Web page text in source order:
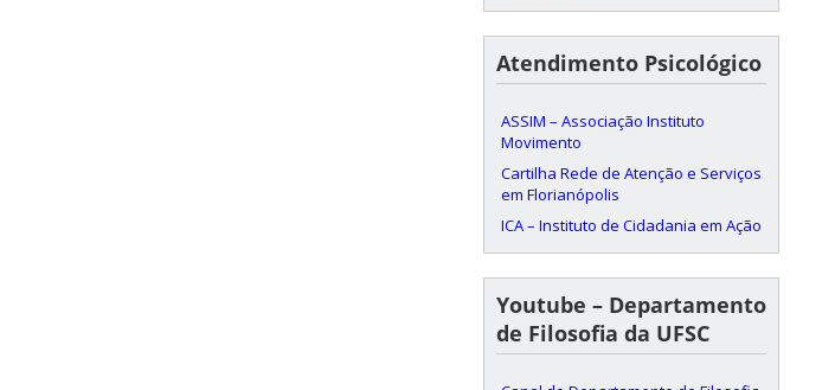
Atendimento Psicológico
ASSIM – Associação Instituto
Movimento
Cartilha Rede de Atenção e Serviços
em Florianópolis
ICA – Instituto de Cidadania em Ação
Youtube – Departamento
de Filosofia da UFSC